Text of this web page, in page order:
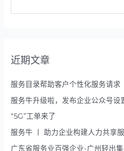
近期文章
服务目录帮助客户个性化服务请求
服务牛升级啦，发布企业公众号设
“5G”工单来了
服务牛 丨 助力企业构建人力共享
广东省服务业百强企业-广州轻出